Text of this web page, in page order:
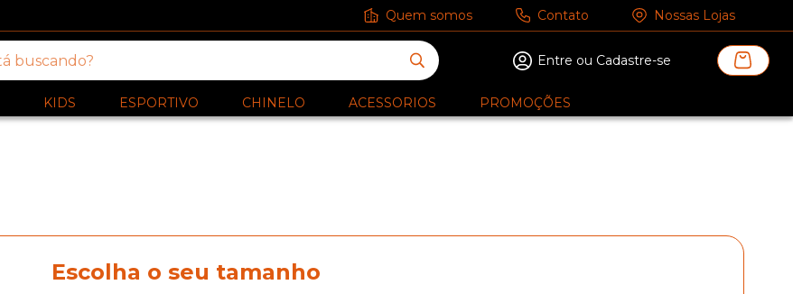
Quem somos Contato Nossas Lojas
Entre ou Cadastre-se
KIDS ESPORTIVO CHINELO ACESSORIOS PROMOÇÕES
Escolha o seu tamanho